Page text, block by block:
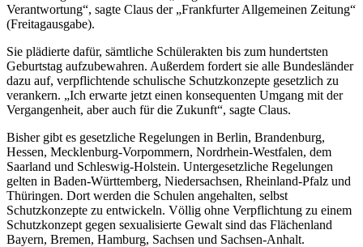
Verantwortung“, sagte Claus der „Frankfurter Allgemeinen Zeitung“
(Freitagausgabe).
Sie plädierte dafür, sämtliche Schülerakten bis zum hundertsten
Geburtstag aufzubewahren. Außerdem fordert sie alle Bundesländer
dazu auf, verpflichtende schulische Schutzkonzepte gesetzlich zu
verankern. „Ich erwarte jetzt einen konsequenten Umgang mit der
Vergangenheit, aber auch für die Zukunft“, sagte Claus.
Bisher gibt es gesetzliche Regelungen in Berlin, Brandenburg,
Hessen, Mecklenburg-Vorpommern, Nordrhein-Westfalen, dem
Saarland und Schleswig-Holstein. Untergesetzliche Regelungen
gelten in Baden-Württemberg, Niedersachsen, Rheinland-Pfalz und
Thüringen. Dort werden die Schulen angehalten, selbst
Schutzkonzepte zu entwickeln. Völlig ohne Verpflichtung zu einem
Schutzkonzept gegen sexualisierte Gewalt sind das Flächenland
Bayern, Bremen, Hamburg, Sachsen und Sachsen-Anhalt.